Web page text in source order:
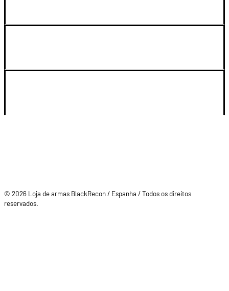
© 2026 Loja de armas BlackRecon / Espanha / Todos os direitos
reservados.